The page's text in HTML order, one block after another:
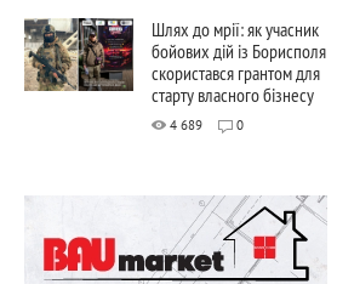
Шлях до мрії: як учасник
бойових дій із Борисполя
скористався грантом для
старту власного бізнесу
4 689 0